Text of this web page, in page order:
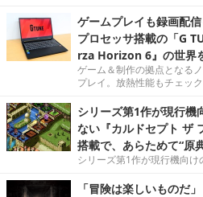
ゲームプレイも録画配
プロセッサ搭載の「G
rza Horizon 6』の世界
ゲーム＆制作の拠点となる
プレイ。放熱性能もチェッ
シリーズ第1作が現行機
ない『カルドセプト ザ
搭載で、あらためて“原
シリーズ第1作が現行機向け
「冒険は楽しいものだ